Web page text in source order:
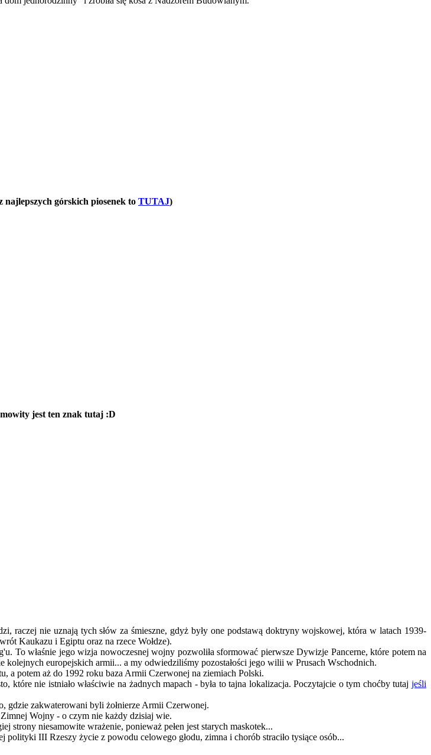
górskich piosenek to TUTAJ)
jest ten znak tutaj :D
raczej nie uznają tych słów za śmieszne, gdyż były one podstawą doktryny wojskowej, która w latach 1939-
Kaukazu i Egiptu oraz na rzece Wołdze).
To właśnie jego wizja nowoczesnej wojny pozwoliła sformować pierwsze Dywizje Pancerne, które potem na
kolejnych europejskich armii... a my odwiedziliśmy pozostałości jego wilii w Prusach Wschodnich.
potem aż do 1992 roku baza Armii Czerwonej na ziemiach Polski.
nie istniało właściwie na żadnych mapach - była to tajna lokalizacja. Poczytajcie o tym choćby tutaj jeśli
gdzie zakwaterowani byli żołnierze Armii Czerwonej.
Wojny - o czym nie każdy dzisiaj wie.
strony niesamowite wrażenie, ponieważ pełen jest starych maskotek...
III Rzeszy życie z powodu celowego głodu, zimna i chorób straciło tysiące osób...